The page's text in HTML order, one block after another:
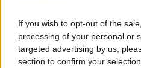
If you wish to opt-out of the
processing of your personal or
targeted advertising by us,
section to confirm your
Episodio 14